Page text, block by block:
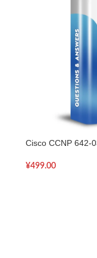
Cisco CCNP 642-
¥499.00